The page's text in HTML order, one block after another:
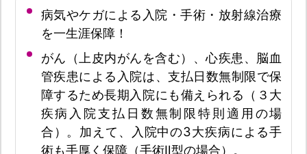
病気やケガによる入院・手術・放射線治療
を一生涯保障！
がん（上皮内がんを含む）、心疾患、脳血
管疾患による入院は、支払日数無制限で保
障するため長期入院にも備えられる（３大
疾病入院支払日数無制限特則適用の場
合）。加えて、入院中の3大疾病による手
術も手厚く保障（手術Ⅱ型の場合）。